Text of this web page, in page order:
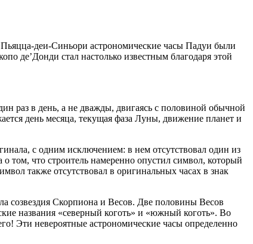
деи-Синьори астрономические часы Падуи были
де’Донди стал настолько известным благодаря этой
раз в день, а не дважды, двигаясь с половиной обычной
день месяца, текущая фаза Луны, движение планет и
с одним исключением: в нем отсутствовал один из
том, что строитель намеренно опустил символ, который
также отсутствовал в оригинальных часах в знак
созвездия Скорпиона и Весов. Две половины Весов
названия «северный коготь» и «южный коготь». Во
Эти невероятные астрономические часы определенно